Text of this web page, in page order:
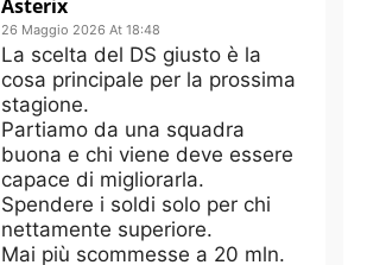
Asterix
26 Maggio 2026 At 18:48
La scelta del DS giusto è la
cosa principale per la prossima
stagione.
Partiamo da una squadra
buona e chi viene deve essere
capace di migliorarla.
Spendere i soldi solo per chi
nettamente superiore.
Mai più scommesse a 20 mln.